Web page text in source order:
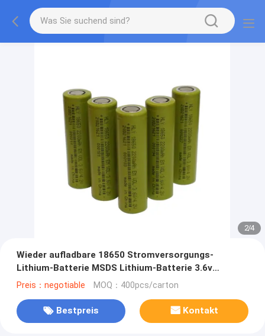
2/4
Wieder aufladbare 18650 Stromversorgungs-
Lithium-Batterie MSDS Lithium-Batterie 3.6v
2200mah
Preis：negotiable MOQ：400pcs/carton
Bestpreis Kontakt